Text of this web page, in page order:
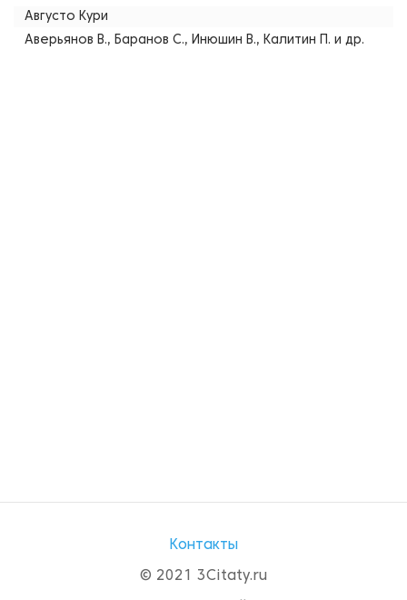
Августо Кури
Аверьянов В., Баранов С., Инюшин В., Калитин П. и др.
Контакты
© 2021 3Citaty.ru